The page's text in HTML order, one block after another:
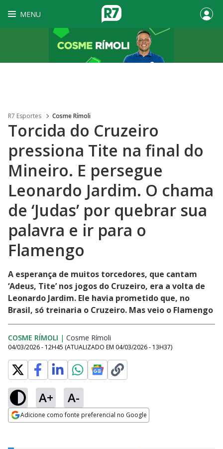
MENU
R7 Esportes Cosme Rímoli
Torcida do Cruzeiro
pressiona Tite na final do
Mineiro. E persegue
Leonardo Jardim. O chama
de ‘Judas’ por quebrar sua
palavra e ir para o
Flamengo
A esperança de muitos torcedores, que cantam
‘Adeus, Tite’ nos jogos do Cruzeiro, era a volta de
Leonardo Jardim. Ele havia prometido que, no
Brasil, só treinaria o Cruzeiro. Mas veio o Flamengo
COSME RÍMOLI | Cosme Rímoli
04/03/2026 - 12H45 (ATUALIZADO EM 04/03/2026 - 13H37)
A+ A-
Adicione como fonte preferencial no Google